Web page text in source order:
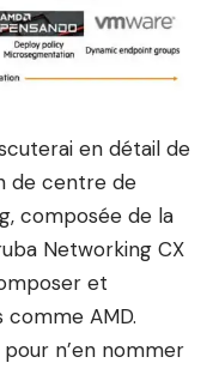
en détail de
de centre de
composée de la
Networking CX
et
AMD.
n’en nommer